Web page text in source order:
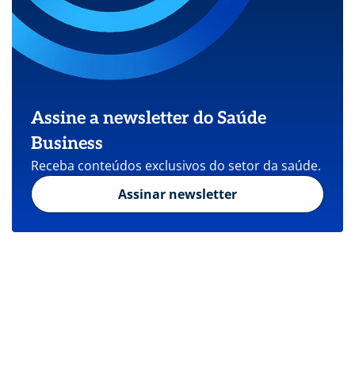
Assine a newsletter do Saúde
Business
Receba conteúdos exclusivos do setor da saúde.
Assinar newsletter